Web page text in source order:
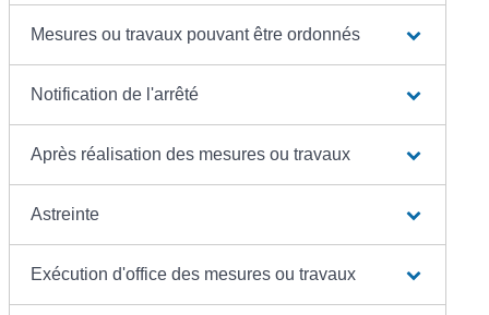
Mesures ou travaux pouvant être ordonnés
Notification de l'arrêté
Après réalisation des mesures ou travaux
Astreinte
Exécution d'office des mesures ou travaux